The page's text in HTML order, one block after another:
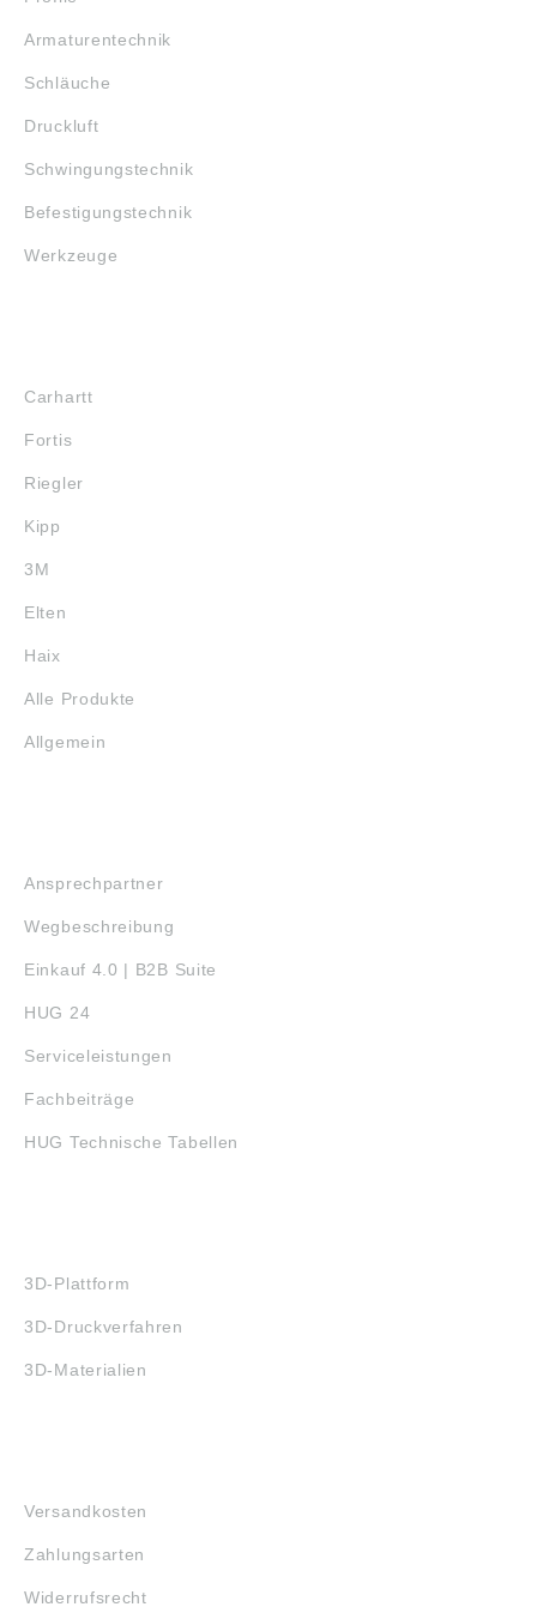
Armaturentechnik
Schläuche
Druckluft
Schwingungstechnik
Befestigungstechnik
Werkzeuge
Carhartt
Fortis
Riegler
Kipp
3M
Elten
Haix
Alle Produkte
Allgemein
Ansprechpartner
Wegbeschreibung
Einkauf 4.0 | B2B Suite
HUG 24
Serviceleistungen
Fachbeiträge
HUG Technische Tabellen
3D-Plattform
3D-Druckverfahren
3D-Materialien
Versandkosten
Zahlungsarten
Widerrufsrecht